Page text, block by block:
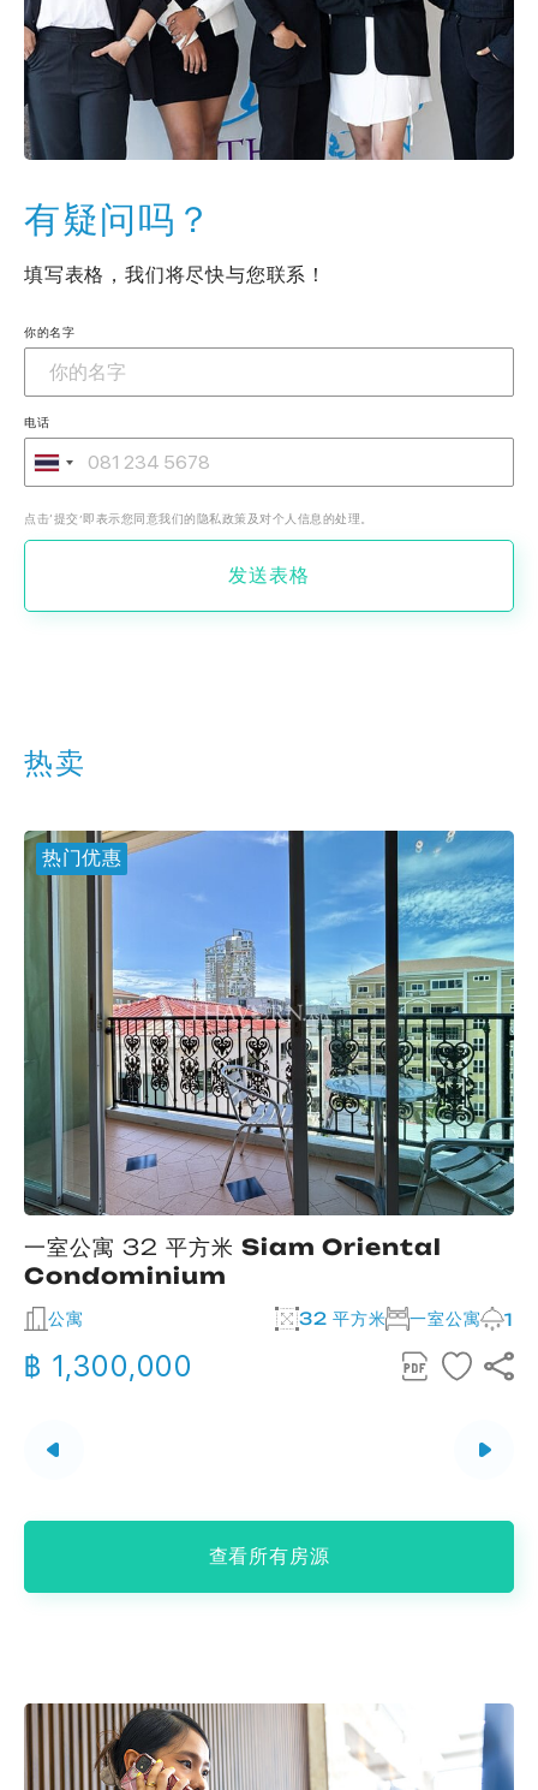
有疑问吗？
填写表格，我们将尽快与您联系！
你的名字
电话
点击‘提交’即表示您同意我们的隐私政策及对个人信息的处理。
发送表格
热卖
热门优惠
一室公寓 32 平方米 Siam Oriental
Condominium
公寓 32 平方米 一室公寓 1
฿ 1,300,000
查看所有房源